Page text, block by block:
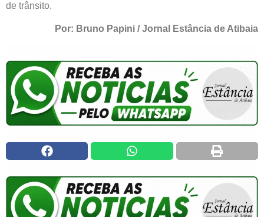
de trânsito.
Por: Bruno Papini / Jornal Estância de Atibaia